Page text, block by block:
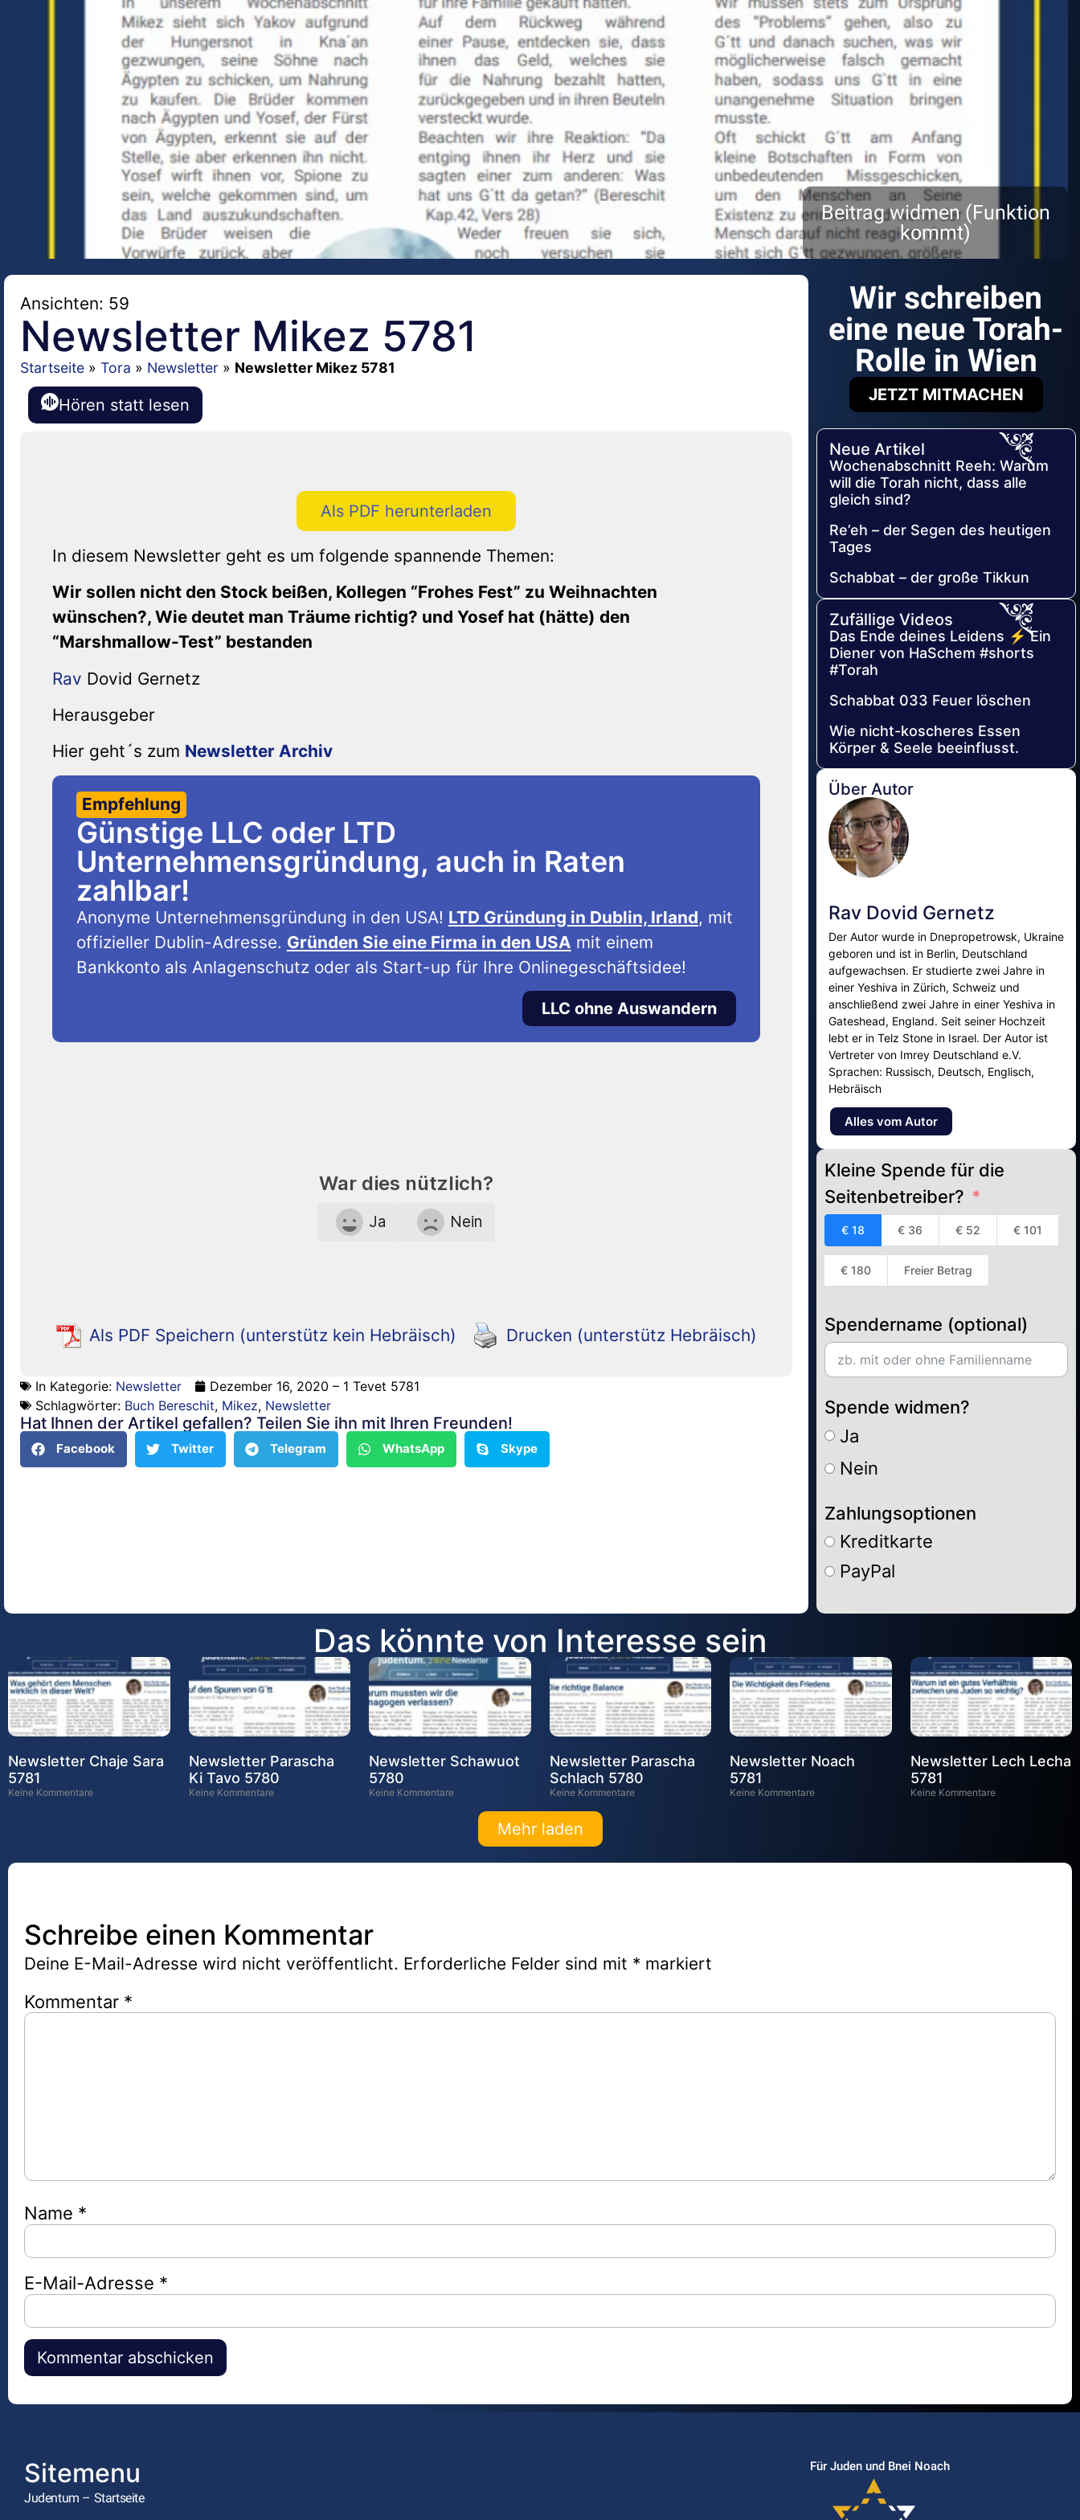
Beitrag widmen (Funktion
kommt)
Ansichten: 59
Newsletter Mikez 5781
Startseite » Tora » Newsletter » Newsletter Mikez 5781
Hören statt lesen
Als PDF herunterladen
In diesem Newsletter geht es um folgende spannende Themen:
Wir sollen nicht den Stock beißen, Kollegen “Frohes Fest” zu Weihnachten
wünschen?, Wie deutet man Träume richtig? und Yosef hat (hätte) den
“Marshmallow-Test” bestanden
Rav Dovid Gernetz
Herausgeber
Hier geht´s zum Newsletter Archiv
Empfehlung
Günstige LLC oder LTD
Unternehmensgründung, auch in Raten
zahlbar!
Anonyme Unternehmensgründung in den USA! LTD Gründung in Dublin, Irland, mit
offizieller Dublin-Adresse. Gründen Sie eine Firma in den USA mit einem
Bankkonto als Anlagenschutz oder als Start-up für Ihre Onlinegeschäftsidee!
LLC ohne Auswandern
War dies nützlich?
Ja Nein
Als PDF Speichern (unterstütz kein Hebräisch) Drucken (unterstütz Hebräisch)
In Kategorie: Newsletter
Dezember 16, 2020 – 1 Tevet 5781
Schlagwörter: Buch Bereschit, Mikez, Newsletter
Hat Ihnen der Artikel gefallen? Teilen Sie ihn mit Ihren Freunden!
Facebook Twitter Telegram WhatsApp Skype
Wir schreiben
eine neue Torah-
Rolle in Wien
JETZT MITMACHEN
Neue Artikel
Wochenabschnitt Reeh: Warum
will die Torah nicht, dass alle
gleich sind?
Re’eh – der Segen des heutigen
Tages
Schabbat – der große Tikkun
Zufällige Videos
Das Ende deines Leidens ⚡ Ein
Diener von HaSchem #shorts
#Torah
Schabbat 033 Feuer löschen
Wie nicht-koscheres Essen
Körper & Seele beeinflusst.
Über Autor
Rav Dovid Gernetz
Der Autor wurde in Dnepropetrowsk, Ukraine
geboren und ist in Berlin, Deutschland
aufgewachsen. Er studierte zwei Jahre in
einer Yeshiva in Zürich, Schweiz und
anschließend zwei Jahre in einer Yeshiva in
Gateshead, England. Seit seiner Hochzeit
lebt er in Telz Stone in Israel. Der Autor ist
Vertreter von Imrey Deutschland e.V.
Sprachen: Russisch, Deutsch, Englisch,
Hebräisch
Alles vom Autor
Kleine Spende für die
Seitenbetreiber?
€ 18 € 36 € 52 € 101
€ 180 Freier Betrag
Spendername (optional)
Spende widmen?
Ja
Nein
Zahlungsoptionen
Kreditkarte
PayPal
Alternative:
Das könnte von Interesse sein
Newsletter Chaje Sara
5781
Keine Kommentare
Newsletter Parascha
Ki Tavo 5780
Keine Kommentare
Newsletter Schawuot
5780
Keine Kommentare
Newsletter Parascha
Schlach 5780
Keine Kommentare
Newsletter Noach
5781
Keine Kommentare
Newsletter Lech Lecha
5781
Keine Kommentare
Mehr laden
Schreibe einen Kommentar
Deine E-Mail-Adresse wird nicht veröffentlicht. Erforderliche Felder sind mit * markiert
Kommentar *
Name *
E-Mail-Adresse *
Alternative:
Sitemenu
Judentum – Startseite
Für Juden und Bnei Noach